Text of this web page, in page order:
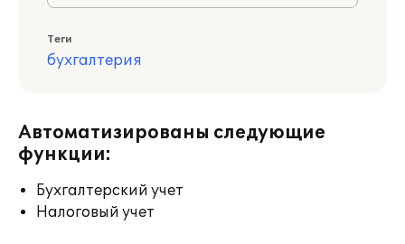
Теги
бухгалтерия
Автоматизированы следующие
функции:
Бухгалтерский учет
Налоговый учет